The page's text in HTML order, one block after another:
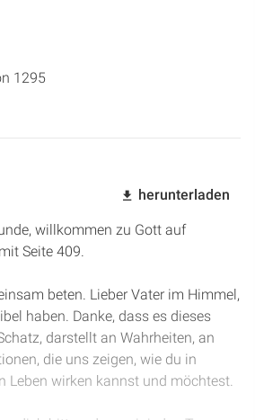
1295
herunterladen
willkommen zu Gott auf
Seite 409.
beten. Lieber Vater im Himmel,
haben. Danke, dass es dieses
darstellt an Wahrheiten, an
die uns zeigen, wie du in
Leben wirken kannst und möchtest.